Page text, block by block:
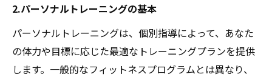
2.パーソナルトレーニングの基本
パーソナルトレーニングは、個別指導によって、あなた
の体力や目標に応じた最適なトレーニングプランを提供
します。一般的なフィットネスプログラムとは異なり、